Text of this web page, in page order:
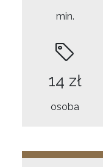
min.
14 zł
osoba